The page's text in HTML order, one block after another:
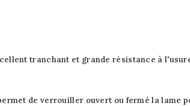
tranchant et grande résistance à
de verrouiller ouvert ou fermé la lame